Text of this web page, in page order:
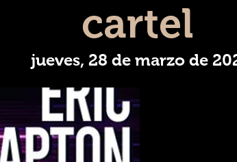
cartel
jueves, 28 de marzo de